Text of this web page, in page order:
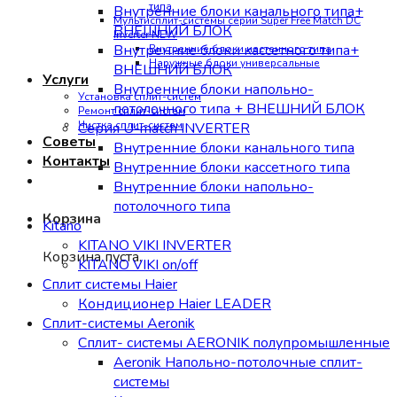
типа
Мультисплит-системы серии Super Free Match DC
Inverter NEW
Внутренние блоки настенного типа
Наружные блоки универсальные
Услуги
Установка сплит-систем
Ремонт сплит-систем
Чистка сплит-систем
Советы
Контакты
Корзина
Корзина пуста.
Внутренние блоки канального типа+
ВНЕШНИЙ БЛОК
Внутренние блоки кассетного типа+
ВНЕШНИЙ БЛОК
Внутренние блоки напольно-
потолочного типа + ВНЕШНИЙ БЛОК
Серия U-match INVERTER
Внутренние блоки канального типа
Внутренние блоки кассетного типа
Внутренние блоки напольно-
потолочного типа
Kitano
KITANO VIKI INVERTER
KITANO VIKI on/off
Сплит системы Haier
Кондиционер Haier LEADER
Сплит-системы Aeronik
Сплит- системы AERONIK полупромышленные
Aeronik Напольно-потолочные сплит-
системы